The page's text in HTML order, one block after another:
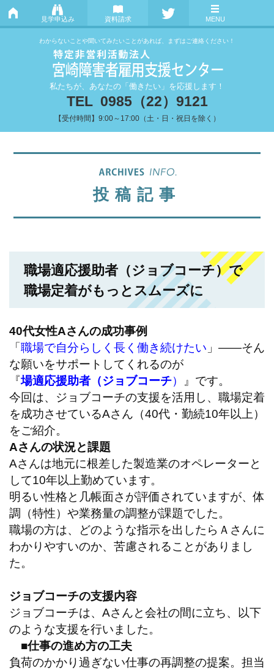
わからないことや聞いてみたいことがあれば、まずはご連絡ください！
私たちが、あなたの「働きたい」を応援します！
TEL 0985（22）9121
【受付時間】9:00～17:00（土・日・祝日を除く）
見学申込み 資料請求 MENU
投稿記事
職場適応援助者（ジョブコーチ）で
職場定着がもっとスムーズに
40代女性Aさんの成功事例
「 職場で自分らしく長く働き続けたい 」——そん
な願いをサポートしてくれるのが
『場適応援助者（ジョブコーチ） 』です。
今回は、ジョブコーチの支援を活用し、職場定着
を成功させているAさん（40代・勤続10年以上）
をご紹介。
Aさんの状況と課題
Aさんは地元に根差した製造業のオペレーターと
して10年以上勤めています。
明るい性格と几帳面さが評価されていますが、体
調（特性）や業務量の調整が課題でした。
職場の方は、どのような指示を出したらＡさんに
わかりやすいのか、苦慮されることがありまし
た。
ジョブコーチの支援内容
ジョブコーチは、Aさんと会社の間に立ち、以下
のような支援を行いました。
■仕事の進め方の工夫
負荷のかかり過ぎない仕事の再調整の提案。担当